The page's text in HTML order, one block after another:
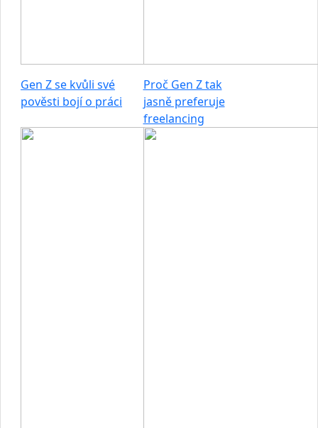
Gen Z se kvůli své
pověsti bojí o práci
Proč Gen Z tak
jasně preferuje
freelancing